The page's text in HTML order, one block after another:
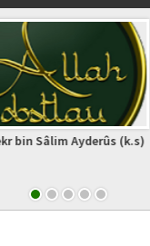
TEHECCÜD NAMAZI